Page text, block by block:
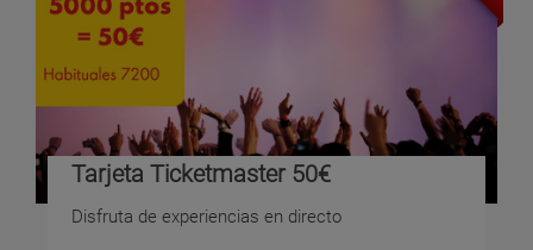
Tarjeta Ticketmaster 50€
Disfruta de experiencias en directo